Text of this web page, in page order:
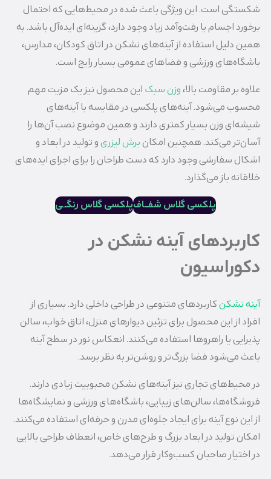
شکستگی است. این ویژگی باعث شده در محیط‌هایی که احتمال
برخورد اجسام یا رفت‌وآمد زیاد وجود دارد، گزینه‌ای ایده‌آل باشد. به
همین دلیل استفاده از آینه‌های نشکن در اتاق کودکان، مدارس،
باشگاه‌های ورزشی و فضاهای عمومی بسیار رایج است.
علاوه بر مقاومت بالا،وزن سبک این محصول نیز یک مزیت مهم
محسوب می‌شود. آینه‌های پلکسی در مقایسه با آینه‌های
شیشه‌ای وزن بسیار کمتری دارند و همین موضوع نصب آن‌ها را
آسان‌تر می‌کند. همچنین امکان برش لیزریو تولید در ابعاد و
اشکال سفارشی وجود دارد که دست طراحان را برای اجرای ایده‌های
خلاقانه باز می‌گذارد.
پلکسی گلاس شفــافپلکسی گلاس رنگــی
کاربردهای آینه نشکن در
دکوراسیون
آینه نشکنکاربردهای متنوعی در طراحی داخلی دارد. بسیاری از
افراد از این محصول برای تزئین دیوارهای منزل، اتاق خواب، سالن
پذیرایی یا راهروها استفاده می‌کنند. انعکاس نور در سطح آینه
باعث می‌شود فضا بزرگ‌تر و روشن‌تر به نظر برسد.
در محیط‌های تجاری نیز آینه‌های نشکن محبوبیت زیادی دارند.
فروشگاه‌ها، سالن‌های زیبایی، باشگاه‌های ورزشی و نمایشگاه‌ها
از این نوع آینه برای ایجاد جلوه‌ای مدرن و حرفه‌ای استفاده می‌کنند.
امکان تولید در ابعاد بزرگ و طرح‌های خاص، انعطاف طراحی بالایی
در اختیار صاحبان کسب‌وکار قرار می‌دهد.